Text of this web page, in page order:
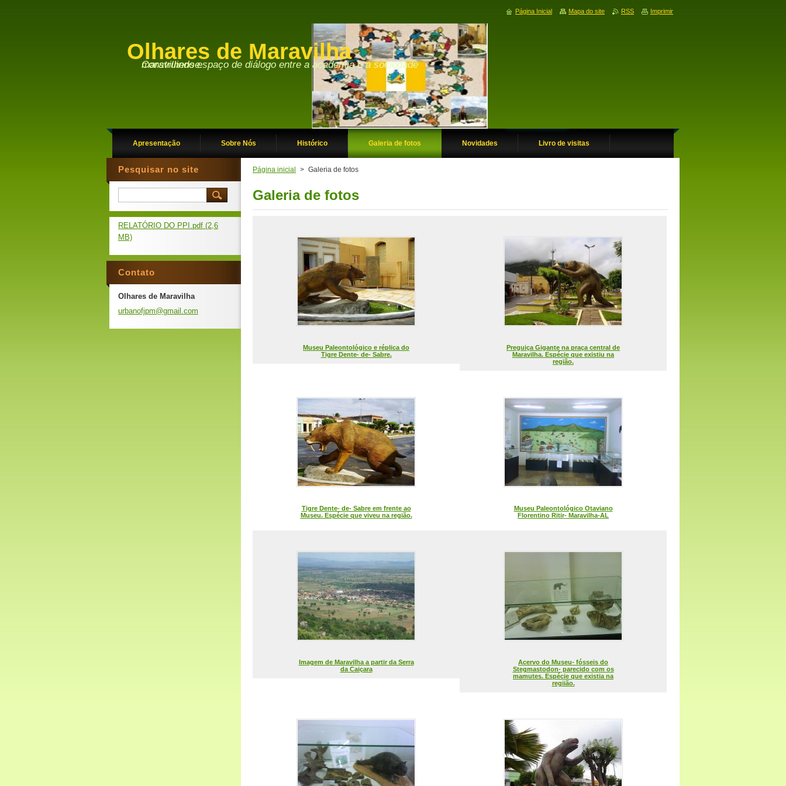
Olhares de Maravilha
Construindo espaço de diálogo entre a academia e a sociedade maravilhense.
Apresentação Sobre Nós Histórico Galeria de fotos Novidades Livro de visitas
Página inicial > Galeria de fotos
Galeria de fotos
Museu Paleontológico e réplica do
Tigre Dente- de- Sabre.
Preguiça Gigante na praça central de
Maravilha. Espécie que existiu na
região.
Tigre Dente- de- Sabre em frente ao
Museu. Espécie que viveu na região.
Museu Paleontológico Otaviano
Florentino Ritir- Maravilha-AL
Imagem de Maravilha a partir da Serra
da Caiçara
Acervo do Museu- fósseis do
Stegmastodon- parecido com os
mamutes. Espécie que existia na
regiião.
Pesquisar no site
RELATÓRIO DO PPI.pdf (2,6
MB)
Contato
Olhares de Maravilha
urbanofjpm@gmail .com
Página Inicial Mapa do site RSS Imprimir